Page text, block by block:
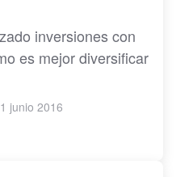
inversiones con
es mejor diversificar
junio 2016